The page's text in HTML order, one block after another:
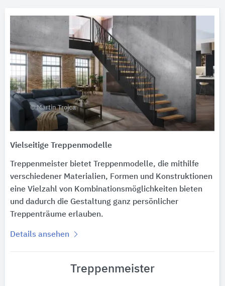
© Martin Trojca
Vielseitige Treppenmodelle
Treppenmeister bietet Treppenmodelle, die mithilfe
verschiedener Materialien, Formen und Konstruktionen
eine Vielzahl von Kombinationsmöglichkeiten bieten
und dadurch die Gestaltung ganz persönlicher
Treppenträume erlauben.
Details ansehen
Treppenmeister